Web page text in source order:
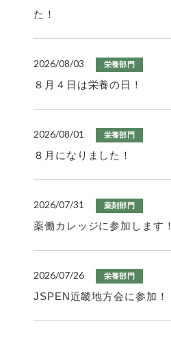
た！
2026/08/03 栄養部門
８月４日は栄養の日！
2026/08/01 栄養部門
８月になりました！
2026/07/31 薬剤部門
薬働カレッジに参加します！
2026/07/26 栄養部門
JSPEN近畿地方会に参加！